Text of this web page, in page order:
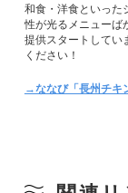
和食・洋食といった
性が光るメニューば
提供スタートしてい
ください！
→ななび「長州チキ